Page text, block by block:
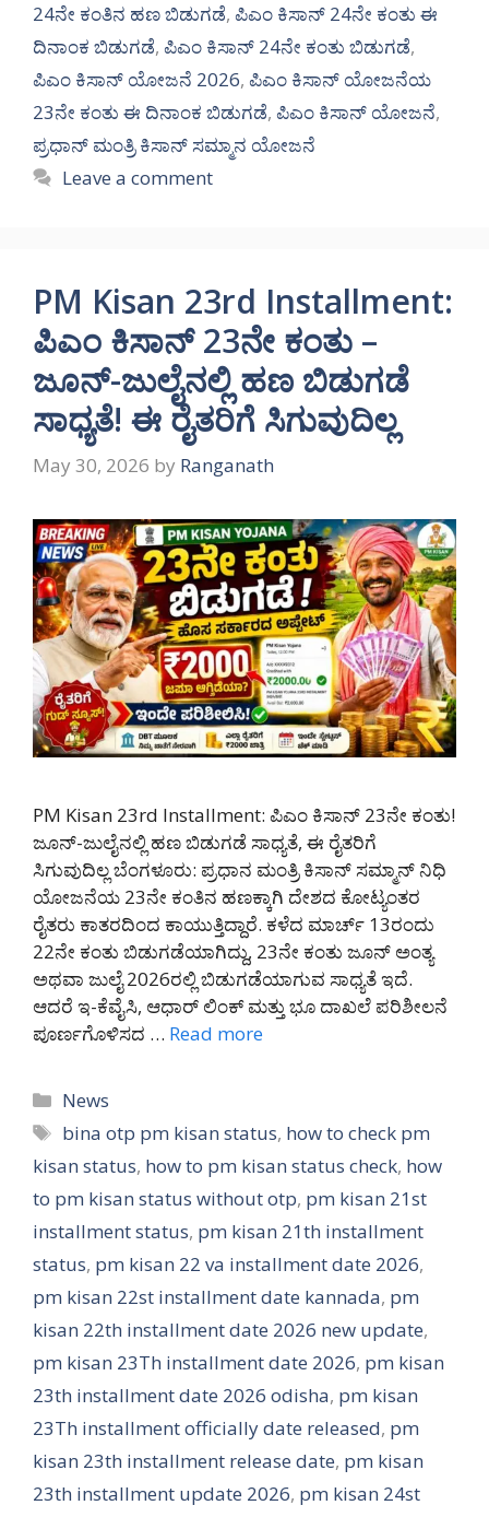
24ನೇ ಕಂತಿನ ಹಣ ಬಿಡುಗಡೆ, ಪಿಎಂ ಕಿಸಾನ್ 24ನೇ ಕಂತು ಈ
ದಿನಾಂಕ ಬಿಡುಗಡೆ, ಪಿಎಂ ಕಿಸಾನ್ 24ನೇ ಕಂತು ಬಿಡುಗಡೆ,
ಪಿಎಂ ಕಿಸಾನ್ ಯೋಜನೆ 2026, ಪಿಎಂ ಕಿಸಾನ್ ಯೋಜನೆಯ
23ನೇ ಕಂತು ಈ ದಿನಾಂಕ ಬಿಡುಗಡೆ, ಪಿಎಂ ಕಿಸಾನ್ ಯೋಜನೆ,
ಪ್ರಧಾನ್ ಮಂತ್ರಿ ಕಿಸಾನ್ ಸಮ್ಮಾನ ಯೋಜನೆ
Leave a comment
PM Kisan 23rd Installment:
ಪಿಎಂ ಕಿಸಾನ್ 23ನೇ ಕಂತು –
ಜೂನ್-ಜುಲೈನಲ್ಲಿ ಹಣ ಬಿಡುಗಡೆ
ಸಾಧ್ಯತೆ! ಈ ರೈತರಿಗೆ ಸಿಗುವುದಿಲ್ಲ
May 30, 2026 by Ranganath
PM Kisan 23rd Installment: ಪಿಎಂ ಕಿಸಾನ್ 23ನೇ ಕಂತು!
ಜೂನ್-ಜುಲೈನಲ್ಲಿ ಹಣ ಬಿಡುಗಡೆ ಸಾಧ್ಯತೆ, ಈ ರೈತರಿಗೆ
ಸಿಗುವುದಿಲ್ಲ ಬೆಂಗಳೂರು: ಪ್ರಧಾನ ಮಂತ್ರಿ ಕಿಸಾನ್ ಸಮ್ಮಾನ್ ನಿಧಿ
ಯೋಜನೆಯ 23ನೇ ಕಂತಿನ ಹಣಕ್ಕಾಗಿ ದೇಶದ ಕೋಟ್ಯಂತರ
ರೈತರು ಕಾತರದಿಂದ ಕಾಯುತ್ತಿದ್ದಾರೆ. ಕಳೆದ ಮಾರ್ಚ್ 13ರಂದು
22ನೇ ಕಂತು ಬಿಡುಗಡೆಯಾಗಿದ್ದು, 23ನೇ ಕಂತು ಜೂನ್ ಅಂತ್ಯ
ಅಥವಾ ಜುಲೈ 2026ರಲ್ಲಿ ಬಿಡುಗಡೆಯಾಗುವ ಸಾಧ್ಯತೆ ಇದೆ.
ಆದರೆ ಇ-ಕೆವೈಸಿ, ಆಧಾರ್ ಲಿಂಕ್ ಮತ್ತು ಭೂ ದಾಖಲೆ ಪರಿಶೀಲನೆ
ಪೂರ್ಣಗೊಳಿಸದ … Read more
Categories
News
Tags
bina otp pm kisan status, how to check pm
kisan status, how to pm kisan status check, how
to pm kisan status without otp, pm kisan 21st
installment status, pm kisan 21th installment
status, pm kisan 22 va installment date 2026,
pm kisan 22st installment date kannada, pm
kisan 22th installment date 2026 new update,
pm kisan 23Th installment date 2026, pm kisan
23th installment date 2026 odisha, pm kisan
23Th installment officially date released, pm
kisan 23th installment release date, pm kisan
23th installment update 2026, pm kisan 24st